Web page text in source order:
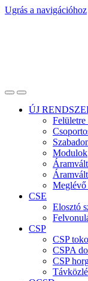
Ugrás a navigációhoz
ÚJ
Felületre
Modulok
Meglévő
CSE
Elosztó
CSP
CSP
CSPA
CSP